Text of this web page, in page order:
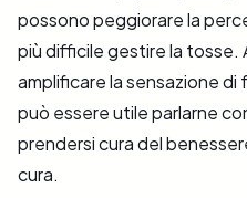
possono peggiorare la
più difficile gestire la tosse.
amplificare la sensazione di
può essere utile parlarne
prendersi cura del
cura.